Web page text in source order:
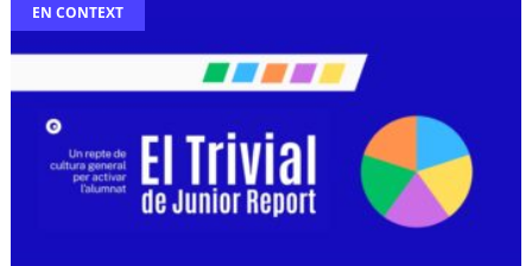
EN CONTEXT